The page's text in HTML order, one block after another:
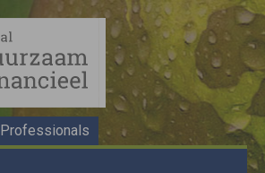
Professionals